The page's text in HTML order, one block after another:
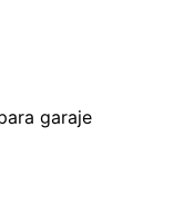
garaje